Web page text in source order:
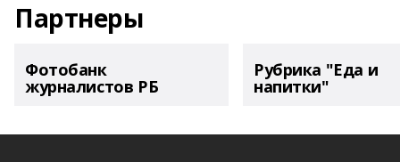
Партнеры
Фотобанк
журналистов РБ
Рубрика "Еда и
напитки"